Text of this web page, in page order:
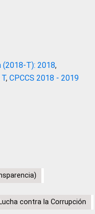
(2018-T): 2018,
, CPCCS 2018 - 2019
contra la Corrupción